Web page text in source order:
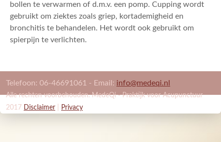
bollen te verwarmen of d.m.v. een pomp. Cupping wordt
gebruikt om ziektes zoals griep, kortademigheid en
bronchitis te behandelen. Het wordt ook gebruikt om
spierpijn te verlichten.
Telefoon: 06-46691061 - Email: info@medeqi.nl
Alle rechten voorbehouden. MedeQi - Praktijk voor Acupunctuur
2017 Disclaimer Privacy